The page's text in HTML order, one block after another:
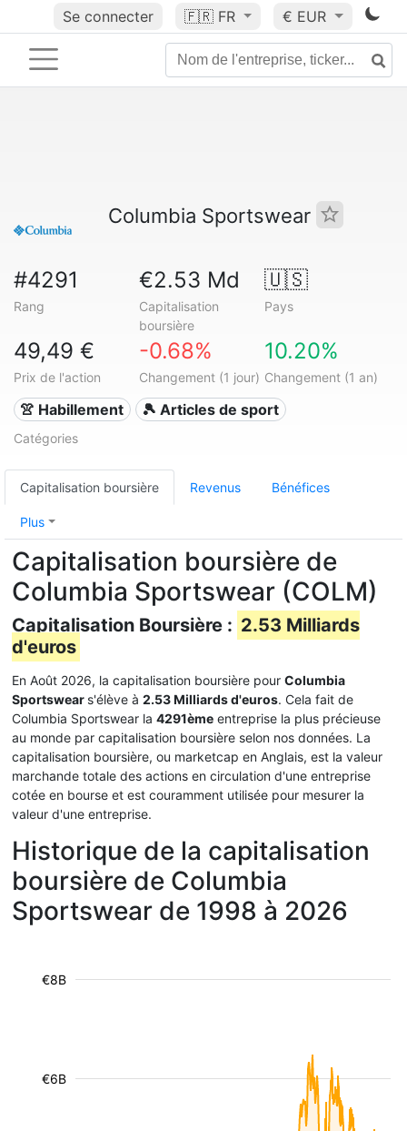
Se connecter 🇫🇷 FR € EUR
Columbia Sportswear
#4291
Rang
€2.53 Md
Capitalisation
boursière
🇺🇸
Pays
49,49 €
Prix de l'action
-0.68%
Changement (1 jour)
10.20%
Changement (1 an)
👚 Habillement 🎾 Articles de sport
Catégories
Capitalisation boursière Revenus Bénéfices
Plus
Capitalisation boursière de
Columbia Sportswear (COLM)
Capitalisation Boursière : 2.53 Milliards
d'euros
En Août 2026, la capitalisation boursière pour Columbia
Sportswear s'élève à 2.53 Milliards d'euros. Cela fait de
Columbia Sportswear la 4291ème entreprise la plus précieuse
au monde par capitalisation boursière selon nos données. La
capitalisation boursière, ou marketcap en Anglais, est la valeur
marchande totale des actions en circulation d'une entreprise
cotée en bourse et est couramment utilisée pour mesurer la
valeur d'une entreprise.
Historique de la capitalisation
boursière de Columbia
Sportswear de 1998 à 2026
€6B
€8B